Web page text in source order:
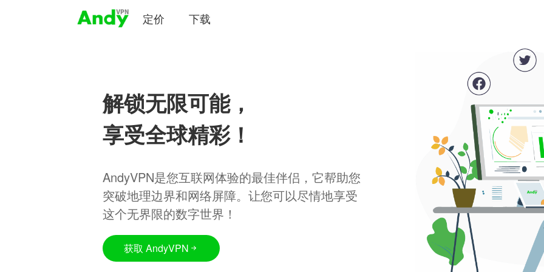
定价 下载
解锁无限可能，
享受全球精彩！
AndyVPN是您互联网体验的最佳伴侣，它帮助您
突破地理边界和网络屏障。让您可以尽情地享受
这个无界限的数字世界！
获取 AndyVPN